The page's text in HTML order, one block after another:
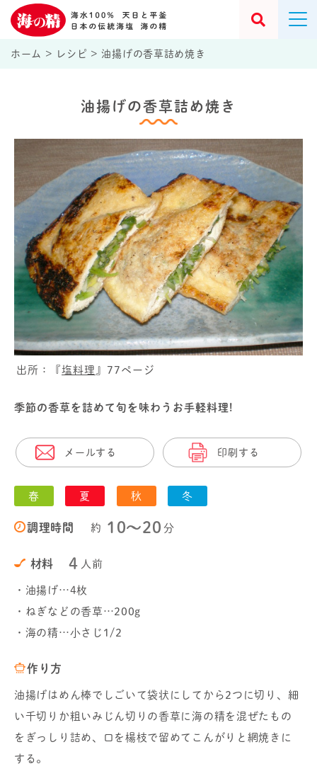
ホーム > レシピ >油揚げの香草詰め焼き
油揚げの香草詰め焼き
出所：『塩料理 』77ページ
季節の香草を詰めて旬を味わうお手軽料理!
メールする 印刷する
春 夏 秋 冬
調理時間 約 10〜20 分
材料 4 人前
・油揚げ…4枚
・ねぎなどの香草…200g
・海の精…小さじ1/2
作り方
油揚げはめん棒でしごいて袋状にしてから2つに切り、細
い千切りか粗いみじん切りの香草に海の精を混ぜたもの
をぎっしり詰め、口を楊枝で留めてこんがりと網焼きに
する。